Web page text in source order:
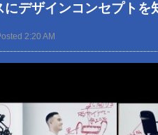
にデザインコンセプトを
2:20 AM